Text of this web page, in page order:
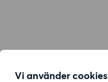
Vi använder cookies